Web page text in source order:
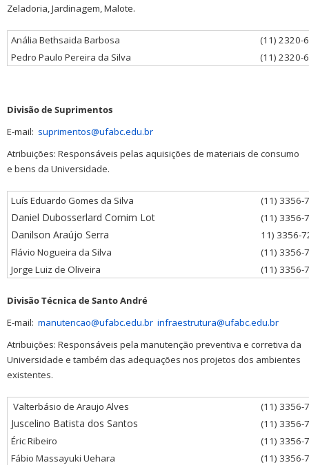
Zeladoria, Jardinagem, Malote.
Anália Bethsaida Barbosa
(11) 2320-
Pedro Paulo Pereira da Silva
(11) 2320-
Divisão de Suprimentos
E-mail: suprimentos@ufabc.edu.br
Atribuições: Responsáveis pelas aquisições de materiais de consumo
e bens da Universidade.
Luís Eduardo Gomes da Silva (11) 3356-
Daniel Dubosserlard Comim Lot (11) 3356-
Danilson Araújo Serra
11) 3356-
Flávio Nogueira da Silva
(11) 3356-
Jorge Luiz de Oliveira
(11) 3356-
Divisão Técnica de Santo André
E-mail: manutencao@ufabc.edu.br infraestrutura@ufabc.edu.br
Atribuições: Responsáveis pela manutenção preventiva e corretiva da
Universidade e também das adequações nos projetos dos ambientes
existentes.
Valterbásio de Araujo Alves (11) 3356-
Juscelino Batista dos Santos
(11) 3356-
Éric Ribeiro
(11) 3356-
Fábio Massayuki Uehara
(11) 3356-